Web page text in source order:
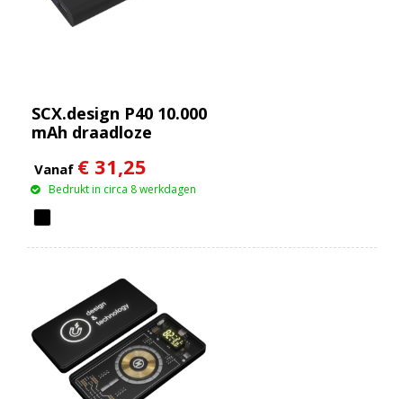
SCX.design P40 10.000
mAh draadloze
met oplichtend
Vanaf € 31,25
Bedrukt in circa 8 werkdagen